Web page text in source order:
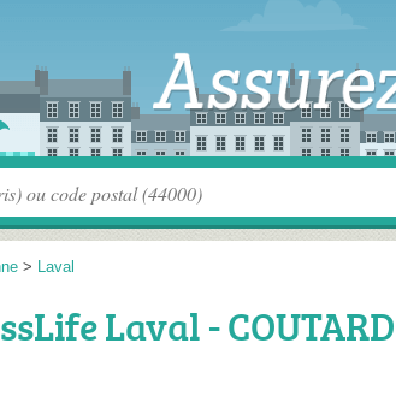
> Laval
Laval - COUTARD